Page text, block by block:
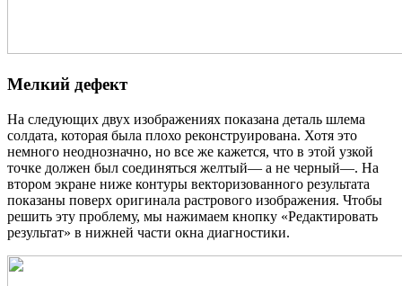
Мелкий дефект
На следующих двух изображениях показана деталь шлема
солдата, которая была плохо реконструирована. Хотя это
немного неоднозначно, но все же кажется, что в этой узкой
точке должен был соединяться желтый— а не черный—. На
втором экране ниже контуры векторизованного результата
показаны поверх оригинала растрового изображения. Чтобы
решить эту проблему, мы нажимаем кнопку «Редактировать
результат» в нижней части окна диагностики.